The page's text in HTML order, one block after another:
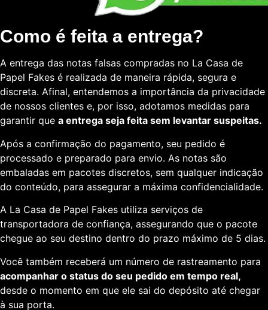
Como é feita a entrega?
A entrega das notas falsas compradas no La Casa de
Papel Fakes é realizada de maneira rápida, segura e
discreta. Afinal, entendemos a importância da privacidade
de nossos clientes e, por isso, adotamos medidas para
garantir que a entrega seja feita sem levantar suspeitas.
Após a confirmação do pagamento, seu pedido é
processado e preparado para envio. As notas são
embaladas em pacotes discretos, sem qualquer indicação
do conteúdo, para assegurar a máxima confidencialidade.
A La Casa de Papel Fakes utiliza serviços de
transportadora de confiança, assegurando que o pacote
chegue ao seu destino dentro do prazo máximo de 5 dias.
Você também receberá um número de rastreamento para
acompanhar o status do seu pedido em tempo real,
desde o momento em que ele sai do depósito até chegar
à sua porta.